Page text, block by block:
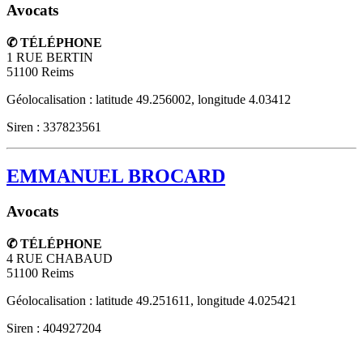
Avocats
✆ TÉLÉPHONE
1 RUE BERTIN
51100 Reims
Géolocalisation : latitude 49.256002, longitude 4.03412
Siren : 337823561
EMMANUEL BROCARD
Avocats
✆ TÉLÉPHONE
4 RUE CHABAUD
51100 Reims
Géolocalisation : latitude 49.251611, longitude 4.025421
Siren : 404927204